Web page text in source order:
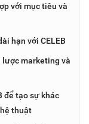
với mục tiêu và
hạn với CELEB
lược marketing và
để tạo sự khác
thuật